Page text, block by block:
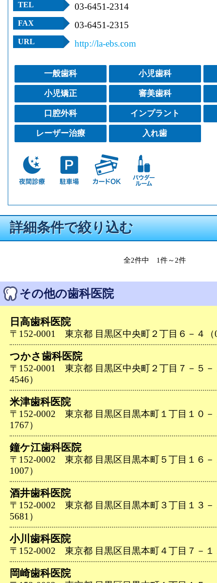
TEL 03-6451-2314
FAX 03-6451-2315
URL http://la-ebs.com
一般歯科 小児歯科
小児矯正 審美歯科
口腔外科 インプラント
レーザー治療 入れ歯
詳細条件で絞り込む
全2件中 1件～2件
その他の歯科医院
日高歯科医院
〒152-0001 東京都 目黒区中央町２丁目６－４（
つかさ歯科医院
〒152-0001 東京都 目黒区中央町２丁目７－５－
4546）
米津歯科医院
〒152-0002 東京都 目黒区目黒本町１丁目１０－
1767）
鐘ケ江歯科医院
〒152-0002 東京都 目黒区目黒本町５丁目１６－
1007）
酒井歯科医院
〒152-0002 東京都 目黒区目黒本町３丁目１３－
5681）
小川歯科医院
〒152-0002 東京都 目黒区目黒本町４丁目７－１
岡崎歯科医院